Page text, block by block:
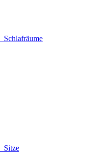
Schlafräume
Sitze